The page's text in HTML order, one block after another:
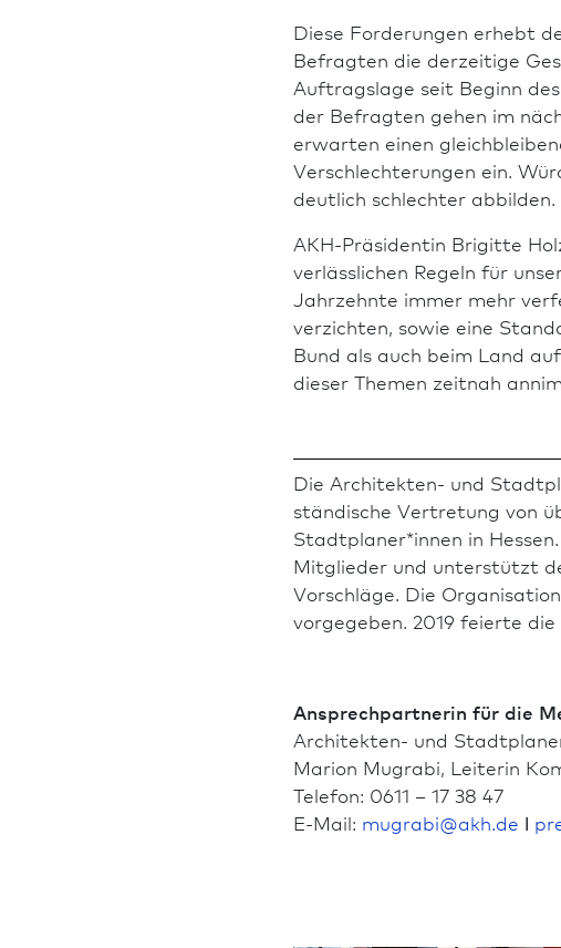
Diese Forderungen erhebt
Befragten die derzeitige
Auftragslage seit Beginn
der Befragten gehen im
erwarten einen
Verschlechterungen ein.
deutlich schlechter abbilden.
AKH-Präsidentin Brigitte
verlässlichen Regeln für
Jahrzehnte immer mehr
verzichten, sowie eine
Bund als auch beim Land
dieser Themen zeitnah
Die Architekten- und
ständische Vertretung von
Stadt­planer*innen in
Mitglieder und unter­stützt
Vorschläge. Die
vorgegeben. 2019 feierte
Ansprech­partnerin für die
Architekten- und
Marion Mugrabi, Leiterin
Telefon: 0611 – 17 38 47
E-Mail: mugrabi@akh.de ǀ